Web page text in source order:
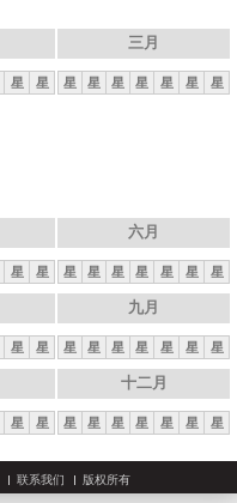
星 星
三月
星 星 星 星 星 星 星
星 星
六月
星 星 星 星 星 星 星
星 星
九月
星 星 星 星 星 星 星
星 星
十二月
星 星 星 星 星 星 星
联系我们 版权所有